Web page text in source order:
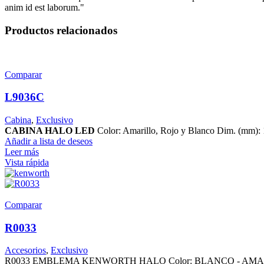
anim id est laborum."
Productos relacionados
Comparar
L9036C
Cabina, Exclusivo
CABINA HALO LED Color: Amarillo, Rojo y Blanco Dim.
Añadir a lista de deseos
Leer más
Vista rápida
Comparar
R0033
Accesorios, Exclusivo
R0033 EMBLEMA KENWORTH HALO Color: BLANCO -